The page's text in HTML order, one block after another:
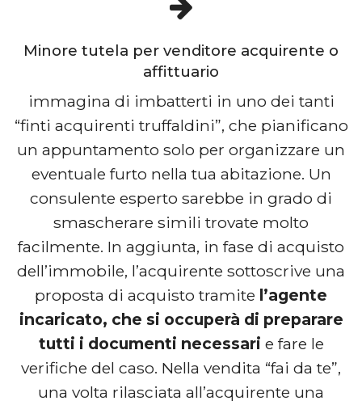
Minore tutela per venditore acquirente o
affittuario
immagina di imbatterti in uno dei tanti
“finti acquirenti truffaldini”, che pianificano
un appuntamento solo per organizzare un
eventuale furto nella tua abitazione. Un
consulente esperto sarebbe in grado di
smascherare simili trovate molto
facilmente. In aggiunta, in fase di acquisto
dell’immobile, l’acquirente sottoscrive una
proposta di acquisto tramite l’agente
incaricato, che si occuperà di preparare
tutti i documenti necessari e fare le
verifiche del caso. Nella vendita “fai da te”,
una volta rilasciata all’acquirente una